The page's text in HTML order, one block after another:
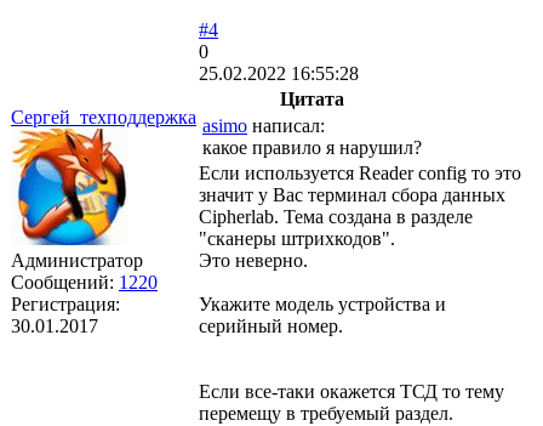
Сергей_техподдержка
Администратор
Сообщений: 1220
Регистрация:
30.01.2017
#4
0
25.02.2022 16:55:28
Цитата
asimo написал:
какое правило я нарушил?
Если используется Reader config то это
значит у Вас терминал сбора данных
Cipherlab. Тема создана в разделе
"сканеры штрихкодов".
Это неверно.
Укажите модель устройства и
серийный номер.
Если все-таки окажется ТСД то тему
перемещу в требуемый раздел.